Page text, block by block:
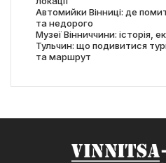
Автомийки Вінниці: де
та недорого
Музеї Вінниччини: історія,
Тульчин: що подивитися
та маршрут